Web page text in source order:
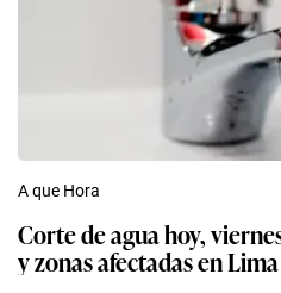
A que Hora
Corte de agua hoy,
y zonas afectadas en Lima